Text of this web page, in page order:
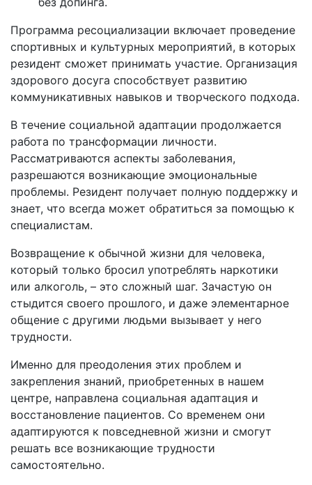
Программа ресоциализации включает проведение
спортивных и культурных мероприятий, в которых
резидент сможет принимать участие. Организация
здорового досуга способствует развитию
коммуникативных навыков и творческого подхода.
В течение социальной адаптации продолжается
работа по трансформации личности.
Рассматриваются аспекты заболевания,
разрешаются возникающие эмоциональные
проблемы. Резидент получает полную поддержку и
знает, что всегда может обратиться за помощью к
специалистам.
Возвращение к обычной жизни для человека,
который только бросил употреблять наркотики
или алкоголь, – это сложный шаг. Зачастую он
стыдится своего прошлого, и даже элементарное
общение с другими людьми вызывает у него
трудности.
Именно для преодоления этих проблем и
закрепления знаний, приобретенных в нашем
центре, направлена социальная адаптация и
восстановление пациентов. Со временем они
адаптируются к повседневной жизни и смогут
решать все возникающие трудности
самостоятельно.